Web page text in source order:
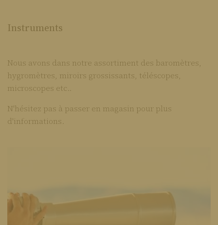
Instruments
Nous avons dans notre assortiment des baromètres,
hygromètres, miroirs grossissants, téléscopes,
microscopes etc..
N'hésitez pas à passer en magasin pour plus
d'informations.